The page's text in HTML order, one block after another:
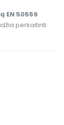
50559
perkaitinti